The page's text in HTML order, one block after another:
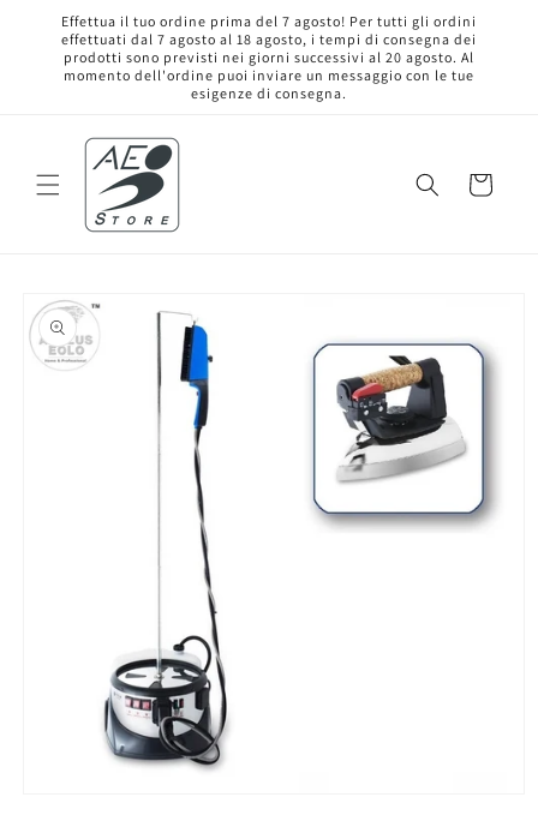
direttamente
ai contenuti
Effettua il tuo ordine prima del 7 agosto! Per tutti gli ordini
effettuati dal 7 agosto al 18 agosto, i tempi di consegna dei
prodotti sono previsti nei giorni successivi al 20 agosto. Al
momento dell'ordine puoi inviare un messaggio con le tue
esigenze di consegna.
Carrello
informazioni
sul prodotto